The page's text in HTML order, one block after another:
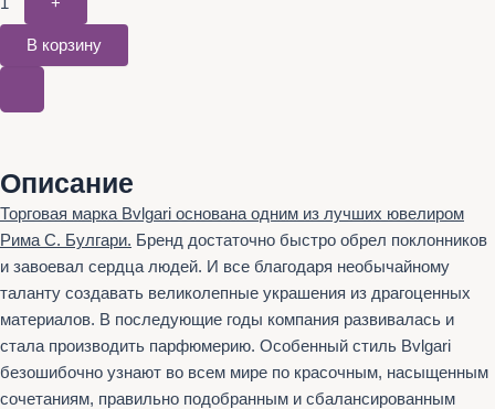
В корзину
Описание
Торговая марка Bvlgari основана одним из лучших ювелиром
Рима С. Булгари. Бренд достаточно быстро обрел поклонников
и завоевал сердца людей. И все благодаря необычайному
таланту создавать великолепные украшения из драгоценных
материалов. В последующие годы компания развивалась и
стала производить парфюмерию. Особенный стиль Bvlgari
безошибочно узнают во всем мире по красочным, насыщенным
сочетаниям, правильно подобранным и сбалансированным